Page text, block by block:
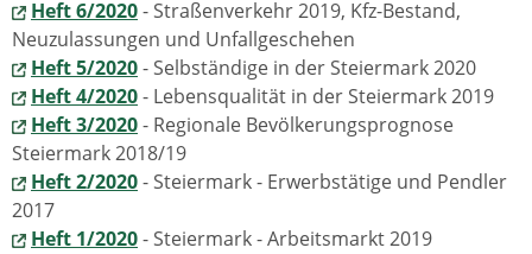
Heft 6/2020- Straßenverkehr 2019, Kfz-Bestand,
Neuzulassungen und Unfallgeschehen
Heft 5/2020- Selbständige in der Steiermark 2020
Heft 4/2020- Lebensqualität in der Steiermark 2019
Heft 3/2020- Regionale Bevölkerungsprognose
Steiermark 2018/19
Heft 2/2020- Steiermark - Erwerbstätige und Pendler
2017
Heft 1/2020- Steiermark - Arbeitsmarkt 2019